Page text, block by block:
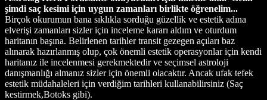
şimdi saç kesimi için uygun zamanları birlikte öğrenelim...
Birçok okurumun bana sıklıkla sorduğu güzellik ve estetik adına
elverişi zamanları sizler için inceleme kararı aldım ve oturdum
haritanın başına. Belirlenen tarihler transit gezegen açıları baz
alınarak hazırlanmış olup, çok önemli estetik operasyonlar için kendi
haritanız ile incelenmesi gerekmektedir ve seçimsel astroloji
danışmanlığı almanız sizler için önemli olacaktır. Ancak ufak tefek
estetik müdahaleleri için verdiğim tarihleri kullanabilirsiniz (Saç
kestirmek,Botoks gibi).